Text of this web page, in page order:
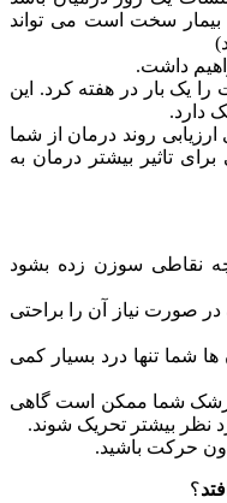
بیمار سخت است می­ تواند
داشت.
را یک بار در هفته کرد. این
دارد.
روند درمان از شما
تاثیر بیشتر درمان به
نقاطی سوزن زده بشود
صورت نیاز آن را براحتی
شما تنها درد بسیار کمی
درمان، پزشک شما ممکن است گاهی
نظر بیشتر تحریک شوند.
حرکت باشید.
؟